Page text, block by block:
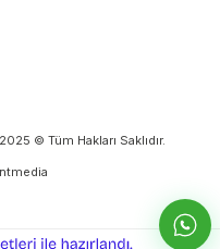
© Tüm Hakları Saklıdır.
e-